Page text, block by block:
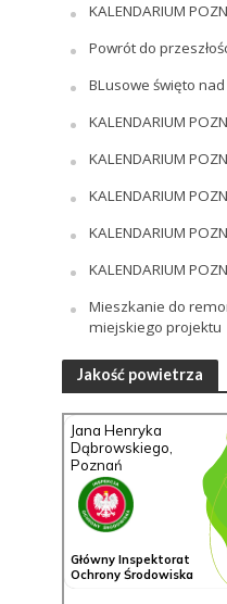
KALENDARIUM
Powrót do
BLusowe święto
KALENDARIUM
KALENDARIUM
KALENDARIUM
KALENDARIUM
KALENDARIUM
Mieszkanie do
miejskiego projektu
Jakość powietrza